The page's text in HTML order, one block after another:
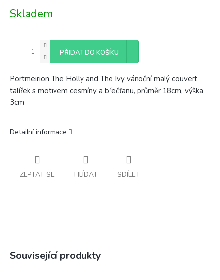
cena:
Skladem
PŘIDAT DO KOŠÍKU
Portmeirion The Holly and The Ivy vánoční malý couvert
talířek s motivem cesmíny a břečťanu, průměr 18cm, výška
3cm
Detailní informace
ZEPTAT SE HLÍDAT SDÍLET
Související produkty